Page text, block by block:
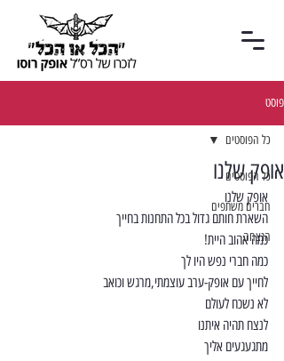
פוסט
כל הפוסטים
חברים משתפים
הנצחה
כל הפוסטים
אופק שלנו
אופק שלנו
השארת חותם גדול בכל התחנות בחייך
כמה אהוב היית!
כמה חברי נפש היו לך
לחייך עם אופק-ערב עוצמתי,מרגש וכואב
לא נשכח לעולם
לנצח תהיה איתנו
מתגעגעים אליך